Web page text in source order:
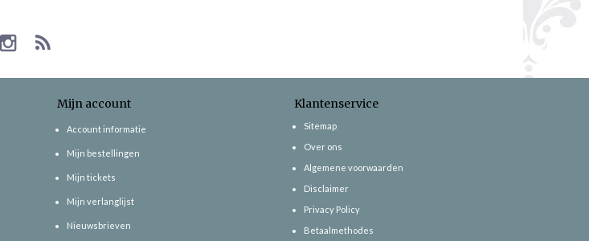
Mijn account
Account informatie
Mijn bestellingen
Mijn tickets
Mijn verlanglijst
Nieuwsbrieven
Klantenservice
Sitemap
Over ons
Algemene voorwaarden
Disclaimer
Privacy Policy
Betaalmethodes